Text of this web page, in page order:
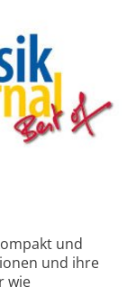
und
und ihre
wie